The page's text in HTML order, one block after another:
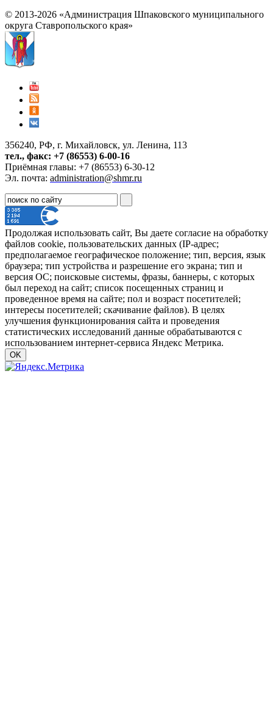
© 2013-2026 «Администрация Шпаковского муниципального
округа Ставропольского края»
356240, РФ, г. Михайловск, ул. Ленина, 113
тел., факс: +7 (86553) 6-00-16
Приёмная главы: +7 (86553) 6-30-12
Эл. почта: administration@shmr.ru
Продолжая использовать сайт, Вы даете согласие на обработку
файлов cookie, пользовательских данных (IP-адрес;
предполагаемое географическое положение; тип, версия, язык
браузера; тип устройства и разрешение его экрана; тип и
версия ОС; поисковые системы, фразы, баннеры, с которых
был переход на сайт; список посещенных страниц и
проведенное время на сайте; пол и возраст посетителей;
интересы посетителей; скачивание файлов). В целях
улучшения функционирования сайта и проведения
статистических исследований данные обрабатываются с
использованием интернет-сервиса Яндекс Метрика.
OK